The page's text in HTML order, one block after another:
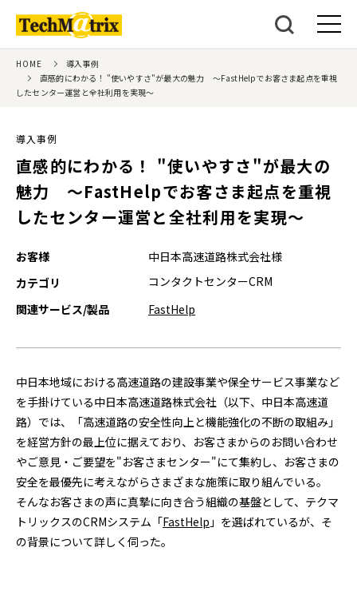
HOME
導入事例
直感的にわかる！ "使いやすさ"が最大の魅力 ～FastHelpでお客さま起点を重視
したセンター運営と全社利用を実現～
導入事例
直感的にわかる！ "使いやすさ"が最大の
魅力 ～FastHelpでお客さま起点を重視
したセンター運営と全社利用を実現～
お客様
中日本高速道路株式会社様
カテゴリ
コンタクトセンターCRM
関連サービス/製品
FastHelp
中日本地域における高速道路の建設事業や保全サービス事業など
を手掛けている中日本高速道路株式会社（以下、中日本高速道
路）では、「高速道路の安全性向上と機能強化の不断の取組み」
を経営方針の最上位に据えており、お客さまからのお問い合わせ
やご意見・ご要望を"お客さまセンター"にて集約し、お客さまの
安全を最優先に考えながらさまざまな施策に取り組んでいる。
そんなお客さまの声に真摯に向き合う組織の基盤として、テクマ
トリックスのCRMシステム「FastHelp 」を選ばれているが、そ
の背景について詳しく伺った。